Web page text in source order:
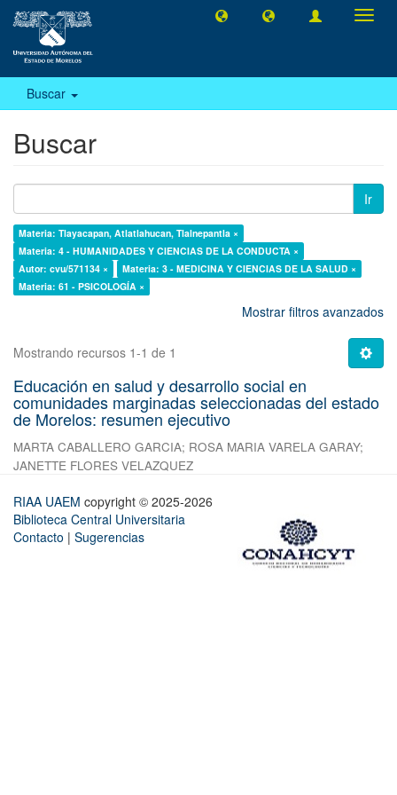
Buscar
Buscar
Ir
Materia: Tlayacapan, Atlatlahucan, Tlalnepantla ×
Materia: 4 - HUMANIDADES Y CIENCIAS DE LA CONDUCTA ×
Autor: cvu/571134 ×
Materia: 3 - MEDICINA Y CIENCIAS DE LA SALUD ×
Materia: 61 - PSICOLOGÍA ×
Mostrar filtros avanzados
Mostrando recursos 1-1 de 1
Educación en salud y desarrollo social en
comunidades marginadas seleccionadas del estado
de Morelos: resumen ejecutivo
MARTA CABALLERO GARCIA; ROSA MARIA VARELA GARAY;
JANETTE FLORES VELAZQUEZ
RIAA UAEM copyright © 2025-2026
Biblioteca Central Universitaria
Contacto | Sugerencias